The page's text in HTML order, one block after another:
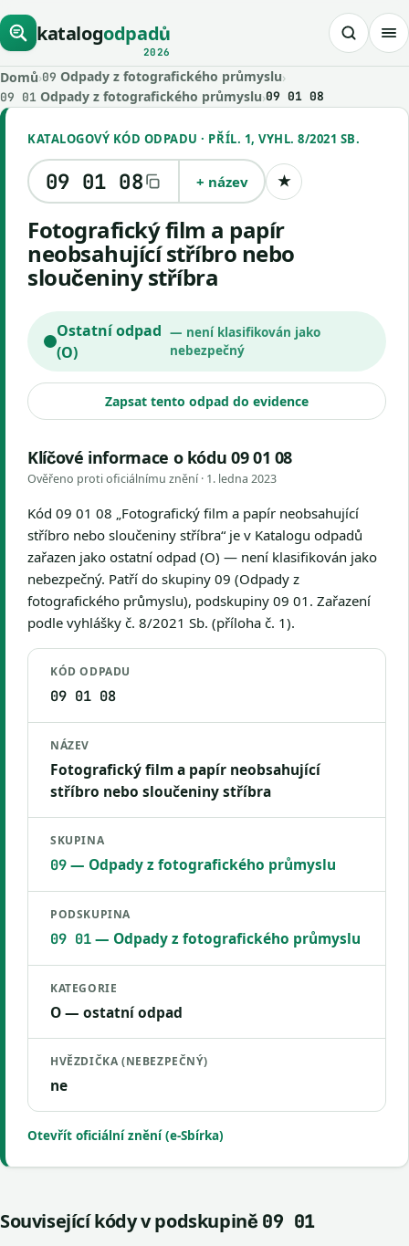
katalogodpadů
2026
Domů›09 Odpady z fotografického průmyslu›
09 01 Odpady z fotografického průmyslu›09 01 08
KATALOGOVÝ KÓD ODPADU · PŘÍL. 1, VYHL. 8/2021 SB.
09 01 08 + název ★Uložit kód
Fotografický film a papír
neobsahující stříbro nebo
sloučeniny stříbra
Ostatní odpad
(O)
— není klasifikován jako
nebezpečný
Zapsat tento odpad do evidence
Klíčové informace o kódu 09 01 08
Ověřeno proti oficiálnímu znění · 1. ledna 2023
Kód 09 01 08 „Fotografický film a papír neobsahující
stříbro nebo sloučeniny stříbra“ je v Katalogu odpadů
zařazen jako ostatní odpad (O) — není klasifikován jako
nebezpečný. Patří do skupiny 09 (Odpady z
fotografického průmyslu), podskupiny 09 01. Zařazení
podle vyhlášky č. 8/2021 Sb. (příloha č. 1).
KÓD ODPADU
09 01 08
NÁZEV
Fotografický film a papír neobsahující
stříbro nebo sloučeniny stříbra
SKUPINA
09— Odpady z fotografického průmyslu
PODSKUPINA
09 01— Odpady z fotografického průmyslu
KATEGORIE
O — ostatní odpad
HVĚZDIČKA (NEBEZPEČNÝ)
ne
Otevřít oficiální znění (e-Sbírka)
Související kódy v podskupině 09 01